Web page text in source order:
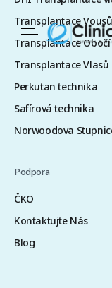
Transplantace Vousů
Transplantace Obočí
Transplantace Vlasů
Perkutan technika
Safírová technika
Norwoodova
Podpora
ČKO
Kontaktujte Nás
Blog